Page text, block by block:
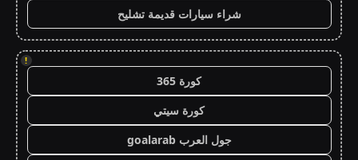
شراء سيارات قديمة تشليح
!
كورة 365
كورة سيتي
جول العرب goalarab